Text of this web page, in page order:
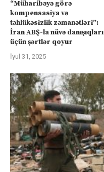
“Müharibəyə görə
kompensasiya və
təhlükəsizlik zəmanətləri”:
İran ABŞ-la nüvə danışıqları
üçün şərtlər qoyur
İyul 31, 2025